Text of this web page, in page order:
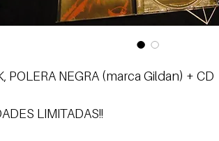
POLERA NEGRA (marca Gildan) + CD
LIMITADAS!!